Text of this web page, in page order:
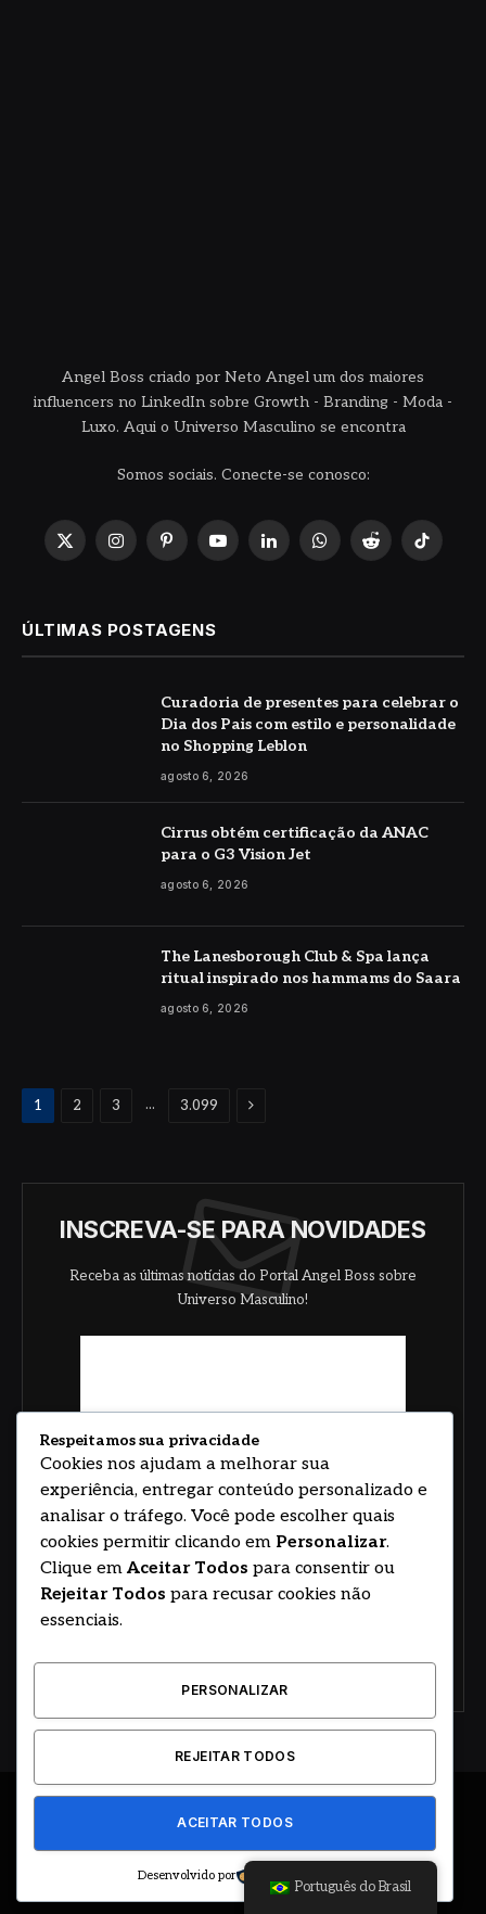
Angel Boss criado por Neto Angel um dos maiores
influencers no LinkedIn sobre Growth - Branding - Moda -
Luxo. Aqui o Universo Masculino se encontra
Somos sociais. Conecte-se conosco:
X
InstagramPinterestYouTubeLinkedInWhatsApp
Reddit TikTok
ÚLTIMAS POSTAGENS
Curadoria de presentes para celebrar o
Dia dos Pais com estilo e personalidade
no Shopping Leblon
agosto 6, 2026
Cirrus obtém certificação da ANAC
para o G3 Vision Jet
agosto 6, 2026
The Lanesborough Club & Spa lança
ritual inspirado nos hammams do Saara
agosto 6, 2026
1 2 3 ... 3.099 Proximo
INSCREVA-SE PARA NOVIDADES
Receba as últimas notícias do Portal Angel Boss sobre
Universo Masculino!
© 2026
BOSS PODCAST Dino
Português do Brasil
Respeitamos sua privacidade
Cookies nos ajudam a melhorar sua
experiência, entregar conteúdo personalizado e
analisar o tráfego. Você pode escolher quais
cookies permitir clicando em Personalizar.
Clique em Aceitar Todos para consentir ou
Rejeitar Todos para recusar cookies não
essenciais.
PERSONALIZAR
REJEITAR TODOS
ACEITAR TODOS
Desenvolvido por